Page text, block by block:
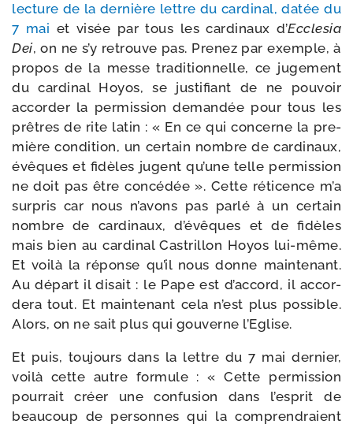
lec­ture de la der­nière lettre du car­di­nal, datée du
7 mai et visée par tous les car­di­naux d’Ecclesia
Dei, on ne s’y retrouve pas. Prenez par exemple, à
pro­pos de la messe tra­di­tion­nelle, ce juge­ment
du car­di­nal Hoyos, se jus­ti­fiant de ne pou­voir
accor­der la per­mis­sion deman­dée pour tous les
prêtres de rite latin : « En ce qui concerne la pre­
mière condi­tion, un cer­tain nombre de car­di­naux,
évêques et fidèles jugent qu’une telle per­mis­sion
ne doit pas être concé­dée ». Cette réti­cence m’a
sur­pris car nous n’a­vons pas par­lé à un cer­tain
nombre de car­di­naux, d’é­vêques et de fidèles
mais bien au car­di­nal Castrillon Hoyos lui-​même.
Et voi­là la réponse qu’il nous donne main­te­nant.
Au départ il disait : le Pape est d’ac­cord, il accor­
de­ra tout. Et main­te­nant cela n’est plus pos­sible.
Alors, on ne sait plus qui gou­verne l’Eglise.
Et puis, tou­jours dans la lettre du 7 mai der­nier,
voi­là cette autre for­mule : « Cette per­mis­sion
pour­rait créer une confu­sion dans l’es­prit de
beau­coup de per­sonnes qui la com­pren­draient